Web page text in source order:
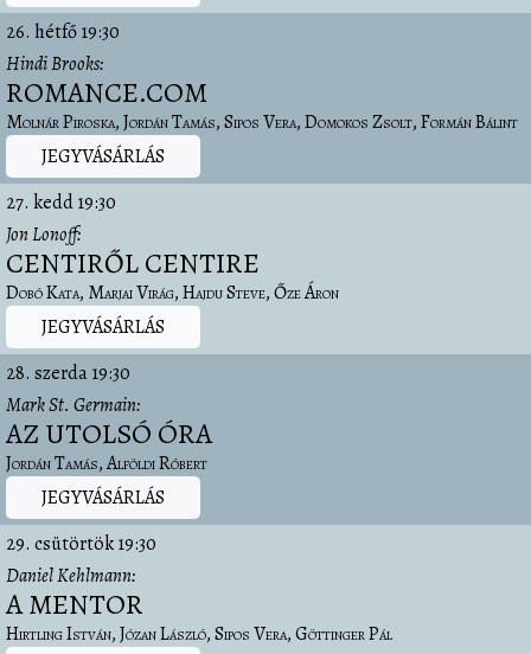
26. hétfő19:30
Hindi Brooks
ROMANCE.COM
Molnár Piroska Jordán Tamás Sipos Vera Domokos Zsolt Formán Bálint
JEGYVÁSÁRLÁS
27. kedd19:30
Jon Lonoff
CENTIRŐL CENTIRE
Dobó Kata Marjai Virág Hajdu Steve Őze Áron
JEGYVÁSÁRLÁS
28. szerda19:30
Mark St. Germain
AZ UTOLSÓ ÓRA
Jordán Tamás Alföldi Róbert
JEGYVÁSÁRLÁS
29. csütörtök19:30
Daniel Kehlmann
A MENTOR
Hirtling István Józan László Sipos Vera Göttinger Pál